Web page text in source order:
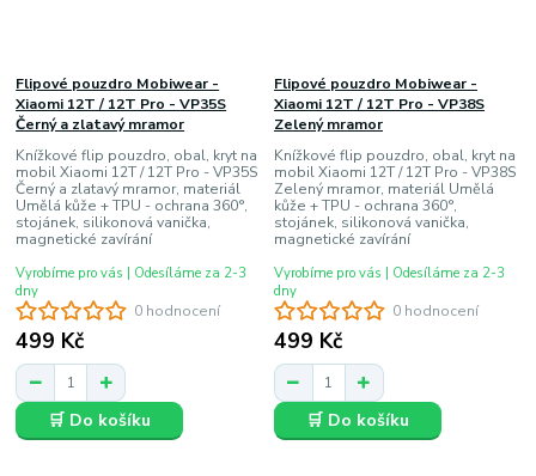
0 hodnocení
Flipové pouzdro Mobiwear -
Xiaomi 12T / 12T Pro - VP35S
Černý a zlatavý mramor
Knížkové flip pouzdro, obal, kryt na
mobil Xiaomi 12T / 12T Pro - VP35S
Černý a zlatavý mramor, materiál
Umělá kůže + TPU - ochrana 360°,
stojánek, silikonová vanička,
magnetické zavírání
499 Kč
Vyrobíme pro vás | Odesíláme za 2-3
dny
🛒 Do košíku
0 hodnocení
Flipové pouzdro Mobiwear -
Xiaomi 12T / 12T Pro - VP38S
Zelený mramor
Knížkové flip pouzdro, obal, kryt na
mobil Xiaomi 12T / 12T Pro - VP38S
Zelený mramor, materiál Umělá
kůže + TPU - ochrana 360°,
stojánek, silikonová vanička,
magnetické zavírání
499 Kč
Vyrobíme pro vás | Odesíláme za 2-3
dny
🛒 Do košíku